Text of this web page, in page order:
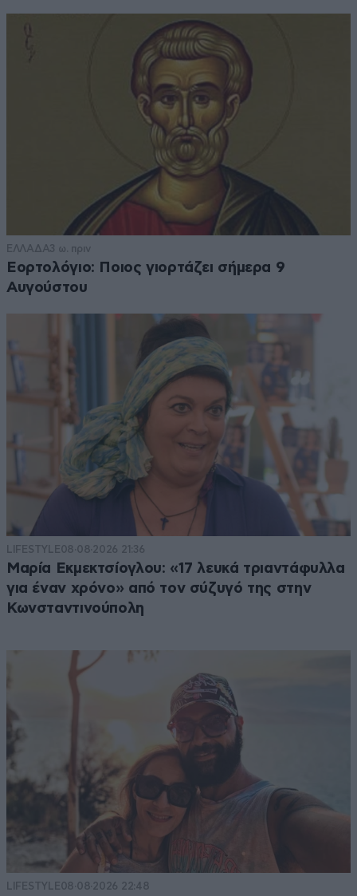
ΕΛΛΑΔΑ3 ω. πριν
Εορτολόγιο: Ποιος γιορτάζει σήμερα 9
Αυγούστου
LIFESTYLE08·08·2026 21:36
Μαρία Εκμεκτσίογλου: «17 λευκά τριαντάφυλλα
για έναν χρόνο» από τον σύζυγό της στην
Κωνσταντινούπολη
LIFESTYLE08·08·2026 22:48